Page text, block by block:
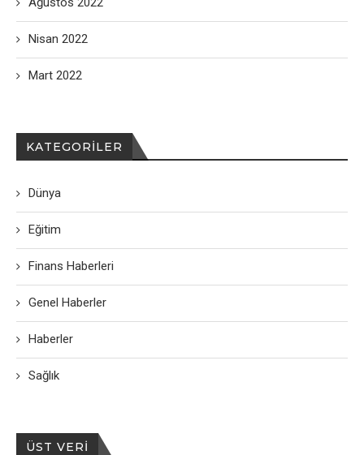
Nisan 2022
Mart 2022
KATEGORILER
Dünya
Eğitim
Finans Haberleri
Genel Haberler
Haberler
Sağlık
ÜST VERI